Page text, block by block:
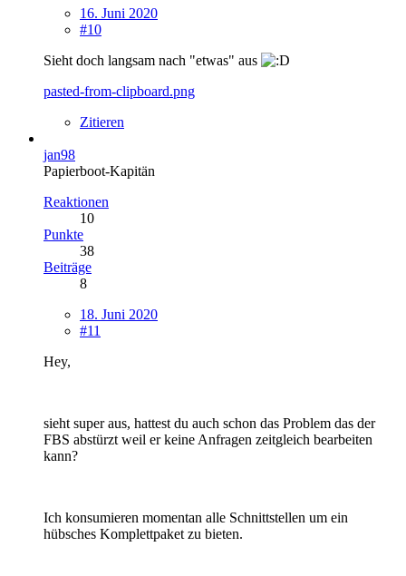
16. Juni 2020
#10
Sieht doch langsam nach "etwas" aus
pasted-from-clipboard.png
Zitieren
jan98
Papierboot-Kapitän
Reaktionen
10
Punkte
38
Beiträge
8
18. Juni 2020
#11
Hey,
sieht super aus, hattest du auch schon das Problem das der
FBS abstürzt weil er keine Anfragen zeitgleich bearbeiten
kann?
Ich konsumieren momentan alle Schnittstellen um ein
hübsches Komplettpaket zu bieten.